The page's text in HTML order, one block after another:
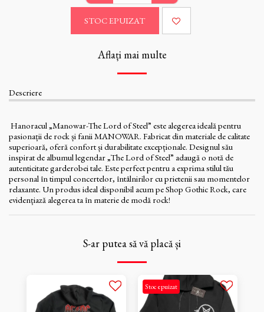
STOC EPUIZAT
Aflați mai multe
Descriere
Hanoracul „Manowar-The Lord of Steel” este alegerea ideală pentru
pasionații de rock și fanii MANOWAR. Fabricat din materiale de calitate
superioară, oferă confort și durabilitate excepționale. Designul său
inspirat de albumul legendar „The Lord of Steel” adaugă o notă de
autenticitate garderobei tale. Este perfect pentru a exprima stilul tău
personal în timpul concertelor, întâlnirilor cu prietenii sau momentelor
relaxante. Un produs ideal disponibil acum pe Shop Gothic Rock, care
evidențiază alegerea ta în materie de modă rock!
S-ar putea să vă placă și
Stoc epuizat